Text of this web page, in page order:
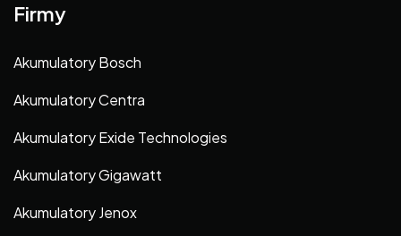
Firmy
Akumulatory Bosch
Akumulatory Centra
Akumulatory Exide Technologies
Akumulatory Gigawatt
Akumulatory Jenox